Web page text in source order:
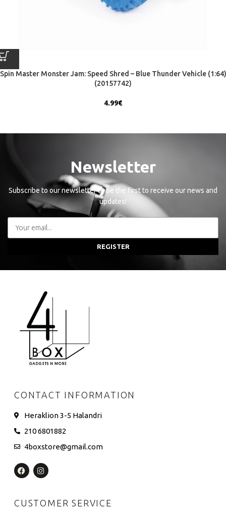
Spin Master Monster Jam: Speed Shred – Blue Thunder Vehicle (1:64)
(20157742)
4.99€
Newsletter
Subscribe to our newsletter to be the first to receive our news and
updates!
REGISTER
CONTACT INFORMATION
Heraklion 3-5 Halandri
210 6801882
4boxstore@gmail.com
CUSTOMER SERVICE